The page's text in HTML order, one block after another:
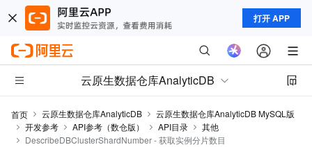
打开 APP
云原生数据仓库AnalyticDB
首页 云原生数据仓库AnalyticDB
云原生数据仓库AnalyticDB MySQL版
开发参考
API参考（数仓版） API目录
其他
DescribeDBClusterShardNumber - 获取实例分片数目